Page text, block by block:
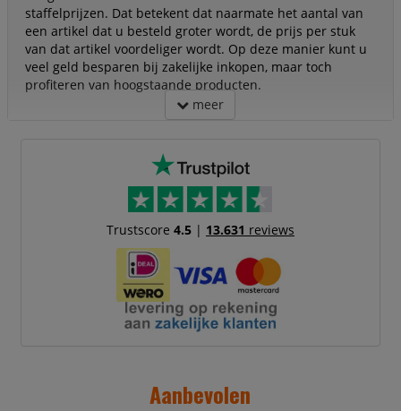
staffelprijzen. Dat betekent dat naarmate het aantal van
een artikel dat u besteld groter wordt, de prijs per stuk
van dat artikel voordeliger wordt. Op deze manier kunt u
veel geld besparen bij zakelijke inkopen, maar toch
profiteren van hoogstaande producten.
meer
Trustscore 4.5| 13.631 reviews
Aanbevolen